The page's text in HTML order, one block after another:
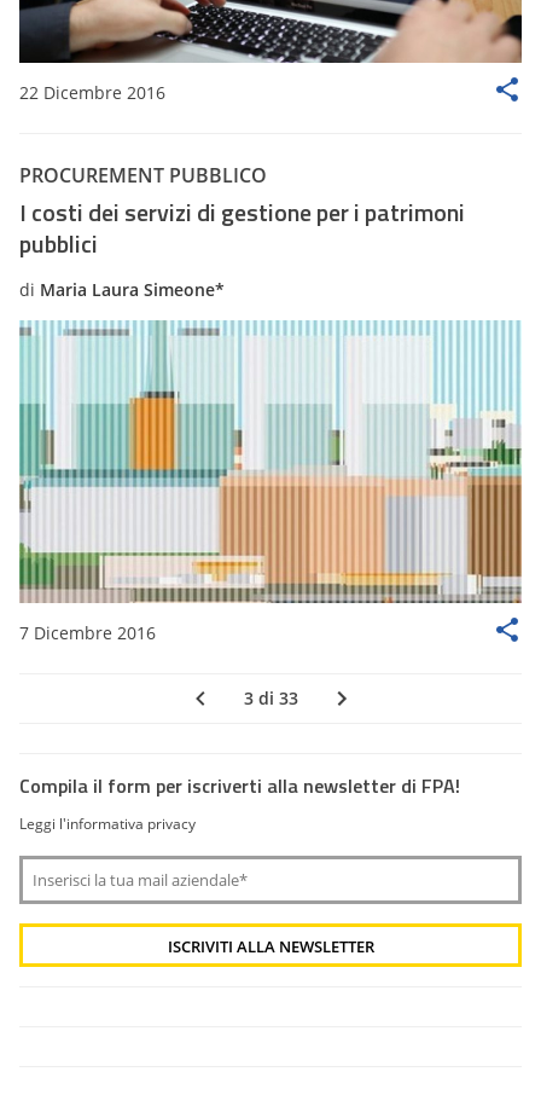
22 Dicembre 2016
PROCUREMENT PUBBLICO
I costi dei servizi di gestione per i patrimoni
pubblici
di Maria Laura Simeone*
7 Dicembre 2016
3 di 33
Compila il form per iscriverti alla newsletter di FPA!
Leggi l'informativa privacy